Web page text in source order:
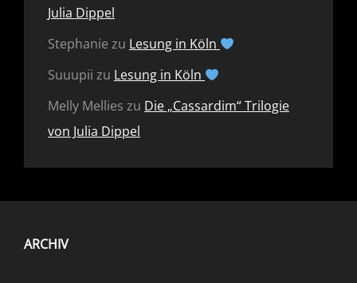
Julia Dippel
Stephanie zu Lesung in Köln
Suuupii zu Lesung in Köln
Melly Mellies zu Die „Cassardim“ Trilogie
von Julia Dippel
ARCHIV